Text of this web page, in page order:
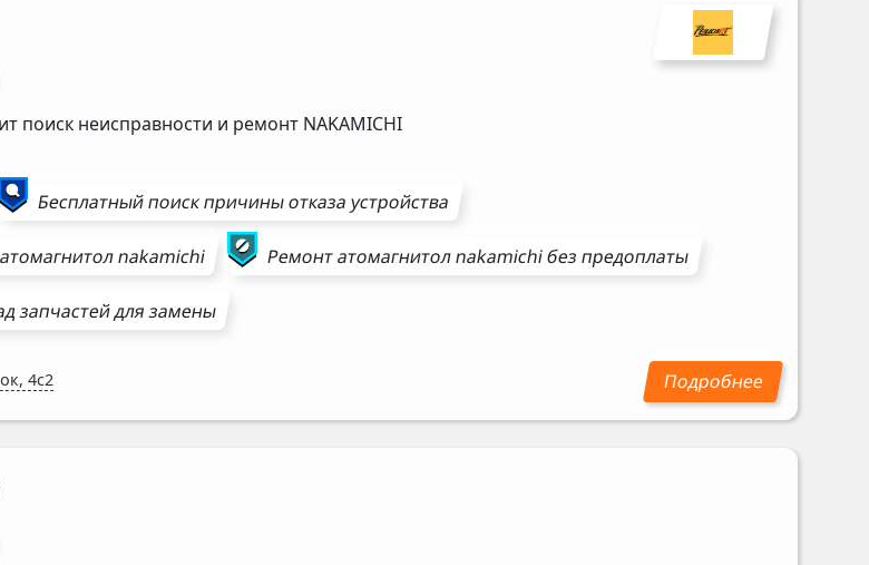
поиск неисправности и ремонт NAKAMICHI
Бесплатный поиск причины отказа устройства
атомагнитолnakamichi Ремонтатомагнитолnakamichiбез предоплаты
запчастей для замены
4с2